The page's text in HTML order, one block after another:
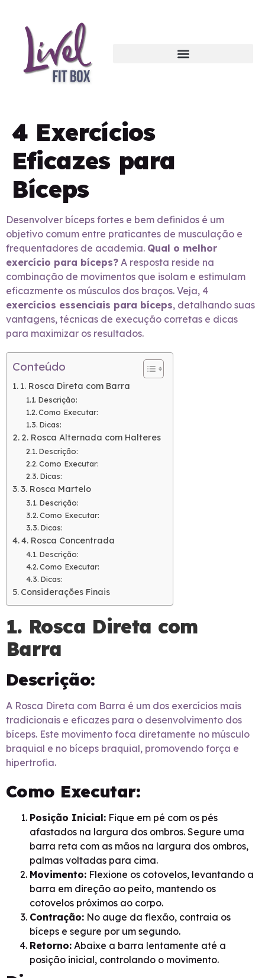
4 Exercícios
Eficazes para
Bíceps
Desenvolver bíceps fortes e bem definidos é um
objetivo comum entre praticantes de musculação e
frequentadores de academia. Qual o melhor
exercício para bíceps? A resposta reside na
combinação de movimentos que isolam e estimulam
eficazmente os músculos dos braços. Veja, 4
exercícios essenciais para bíceps, detalhando suas
vantagens, técnicas de execução corretas e dicas
para maximizar os resultados.
Conteúdo
1. Rosca Direta com Barra
Descrição:
Como Executar:
Dicas:
2. Rosca Alternada com Halteres
Descrição:
Como Executar:
Dicas:
3. Rosca Martelo
Descrição:
Como Executar:
Dicas:
4. Rosca Concentrada
Descrição:
Como Executar:
Dicas:
Considerações Finais
1. Rosca Direta com
Barra
Descrição:
A Rosca Direta com Barra é um dos exercícios mais
tradicionais e eficazes para o desenvolvimento dos
bíceps. Este movimento foca diretamente no músculo
braquial e no bíceps braquial, promovendo força e
hipertrofia.
Como Executar:
Posição Inicial: Fique em pé com os pés
afastados na largura dos ombros. Segure uma
barra reta com as mãos na largura dos ombros,
palmas voltadas para cima.
Movimento: Flexione os cotovelos, levantando a
barra em direção ao peito, mantendo os
cotovelos próximos ao corpo.
Contração: No auge da flexão, contraia os
bíceps e segure por um segundo.
Retorno: Abaixe a barra lentamente até a
posição inicial, controlando o movimento.